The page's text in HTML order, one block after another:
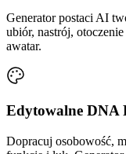
Generator postaci AI
ubiór, nastrój,
awatar.
Edytowalne DNA
Dopracuj osobowość,